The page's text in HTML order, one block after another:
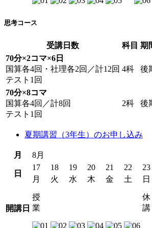
思考コース
受講日数 科目 期
70分×2コマ×6日
国算各4回・社理各2回／計12回
テスト1回
4科 後
70分×8コマ
国算各4回／計8回
テスト1回
2科 後
夏期講習（3年生）のお申し込み
月 8月
日
17 18 19 20 21 22 23
月
火 水 木 金 土 日
開講日
授
業
休
講